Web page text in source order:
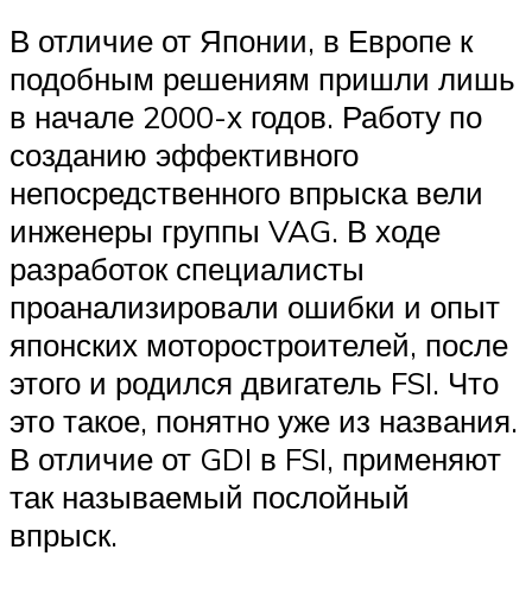
В отличие от Японии, в Европе к
подобным решениям пришли лишь
в начале 2000-х годов. Работу по
созданию эффективного
непосредственного впрыска вели
инженеры группы VAG. В ходе
разработок специалисты
проанализировали ошибки и опыт
японских моторостроителей, после
этого и родился двигатель FSI. Что
это такое, понятно уже из названия.
В отличие от GDI в FSI, применяют
так называемый послойный
впрыск.